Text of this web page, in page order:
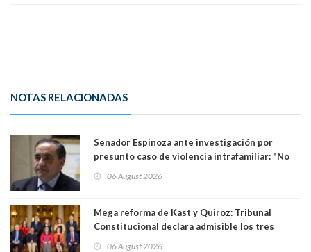
NOTAS RELACIONADAS
Senador Espinoza ante investigación por
presunto caso de violencia intrafamiliar: "No
antecedentes a Tribunal Supremo
06 August 2026
Mega reforma de Kast y Quiroz: Tribunal
Constitucional declara admisible los tres
06 August 2026